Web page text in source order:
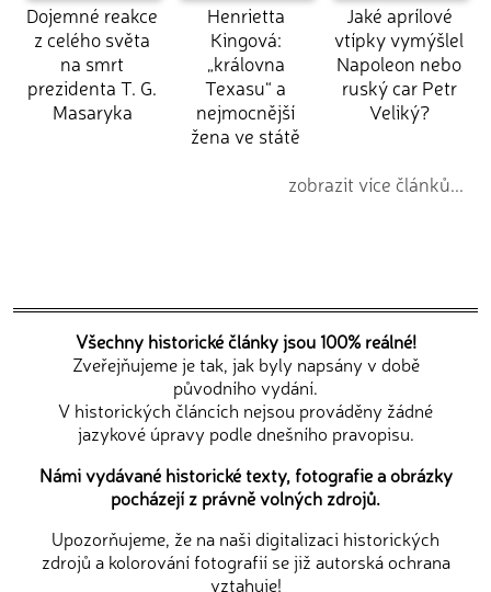
Dojemné reakce
z celého světa
na smrt
prezidenta T. G.
Masaryka
Henrietta
Kingová:
„královna
Texasu“ a
nejmocnější
žena ve státě
Jaké aprílové
vtípky vymýšlel
Napoleon nebo
ruský car Petr
Veliký?
zobrazit více článků...
Všechny historické články jsou 100% reálné!
Zveřejňujeme je tak, jak byly napsány v době
původního vydání.
V historických článcích nejsou prováděny žádné
jazykové úpravy podle dnešního pravopisu.
Námi vydávané historické texty, fotografie a obrázky
pocházejí z právně volných zdrojů.
Upozorňujeme, že na naši digitalizaci historických
zdrojů a kolorování fotografií se již autorská ochrana
vztahuje!